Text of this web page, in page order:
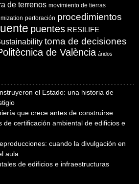
de terrenos movimiento de tierras
perforación procedimientos
puentes RESILIFE
toma de decisiones
de València áridos
el Estado: una historia de
que crece antes de construirse
de certificación ambiental de edificios e
cuando la divulgación en
aula
de edificios e infraestructuras